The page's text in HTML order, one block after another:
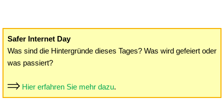
Safer Internet Day
Was sind die Hintergründe dieses Tages? Was wird gefeiert oder
was passiert?
Hier erfahren Sie mehr dazu.